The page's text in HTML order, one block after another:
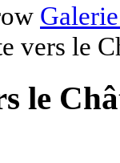
vers le
le